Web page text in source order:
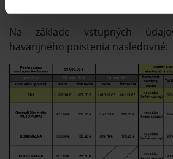
Na základe vstupných
havarijného poistenia nasledovné: